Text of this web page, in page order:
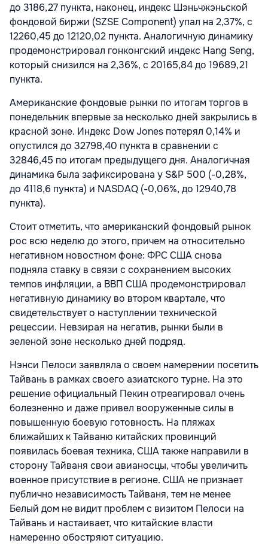
до 3186,27 пункта, наконец, индекс Шэньчжэньской
фондовой биржи (SZSE Component) упал на 2,37%, с
12260,45 до 12120,02 пункта. Аналогичную динамику
продемонстрировал гонконгский индекс Hang Seng,
который снизился на 2,36%, с 20165,84 до 19689,21
пункта.
Американские фондовые рынки по итогам торгов в
понедельник впервые за несколько дней закрылись в
красной зоне. Индекс Dow Jones потерял 0,14% и
опустился до 32798,40 пункта в сравнении с
32846,45 по итогам предыдущего дня. Аналогичная
динамика была зафиксирована у S&P 500 (-0,28%,
до 4118,6 пункта) и NASDAQ (-0,06%, до 12940,78
пункта).
Стоит отметить, что американский фондовый рынок
рос всю неделю до этого, причем на относительно
негативном новостном фоне: ФРС США снова
подняла ставку в связи с сохранением высоких
темпов инфляции, а ВВП США продемонстрировал
негативную динамику во втором квартале, что
свидетельствует о наступлении технической
рецессии. Невзирая на негатив, рынки были в
зеленой зоне несколько дней подряд.
Нэнси Пелоси заявляла о своем намерении посетить
Тайвань в рамках своего азиатского турне. На это
решение официальный Пекин отреагировал очень
болезненно и даже привел вооруженные силы в
повышенную боевую готовность. На пляжах
ближайших к Тайваню китайских провинций
появилась боевая техника, США также направили в
сторону Тайваня свои авианосцы, чтобы увеличить
военное присутствие в регионе. США не признает
публично независимость Тайваня, тем не менее
Белый дом не видит проблем с визитом Пелоси на
Тайвань и настаивает, что китайские власти
намеренно обостряют ситуацию.